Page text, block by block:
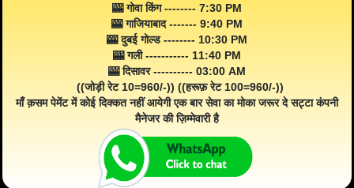
🎰 गोवा किंग -------- 7:30 PM
🎰 गाजियाबाद ------- 9:40 PM
🎰 दुबई गोल्ड -------- 10:30 PM
🎰 गली ----------- 11:40 PM
🎰 दिसावर ---------- 03:00 AM
((जोड़ी रेट 10=960/-)) ((हरूफ़ रेट 100=960/-))
माँ क़सम पेमेंट में कोई दिक्कत नहीं आयेगी एक बार सेवा का मोका जरूर दे सट्टा कंपनी
मैनेजर की ज़िम्मेवारी है